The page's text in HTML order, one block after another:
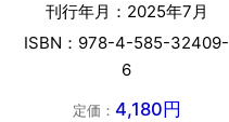
刊行年月：2025年7月
ISBN：978-4-585-32409-
6
定価： 4,180円